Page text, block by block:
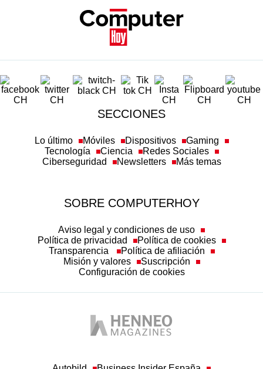
SECCIONES
Lo último Móviles Dispositivos
Gaming
Tecnología
Ciencia
Redes Sociales
Ciberseguridad
Newsletters Más temas
SOBRE COMPUTERHOY
Aviso legal y condiciones de uso
Política de privacidad
Política de cookies
Transparencia
Política de afiliación
Misión y valores
Suscripción
Configuración de cookies